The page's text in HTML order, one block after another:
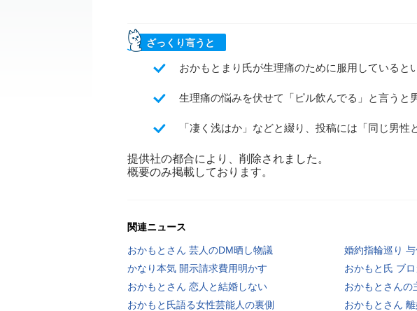
ざっくり言うと
おかもとまり氏が生理痛のために服用していると
生理痛の悩みを伏せて「ピル飲んでる」と言うと
「凄く浅はか」などと綴り、投稿には「同じ男
提供社の都合により、削除されました。
概要のみ掲載しております。
関連ニュース
おかもとさん 芸人のDM晒し物議
婚約指輪巡り
かなり本気 開示請求費用明かす
おかもと氏 ブ
おかもとさん 恋人と結婚しない
おかもとさんの
おかもと氏語る女性芸能人の裏側
おかもとさん